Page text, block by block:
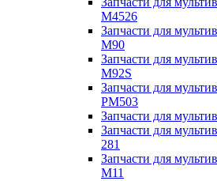
M4526
Запчасти для
M90
Запчасти для
M92S
Запчасти для
PM503
Запчасти для
Запчасти для
281
Запчасти для
M11